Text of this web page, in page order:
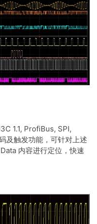
1.1, ProfiBus, SPI,
及触发功能，可针对上述
内容进行定位，快速